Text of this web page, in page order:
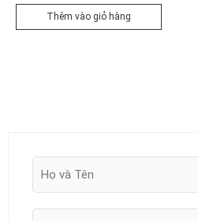
gốc
là:
hiện
tại
Thêm vào giỏ hàng